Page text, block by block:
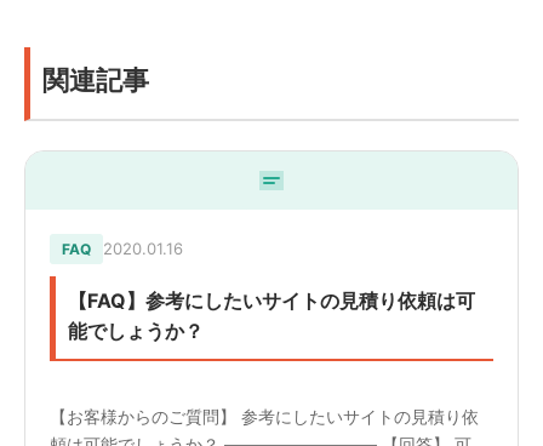
関連記事
FAQ 2020.01.16
【FAQ】参考にしたいサイトの見積り依頼は可
能でしょうか？
【お客様からのご質問】 参考にしたいサイトの見積り依